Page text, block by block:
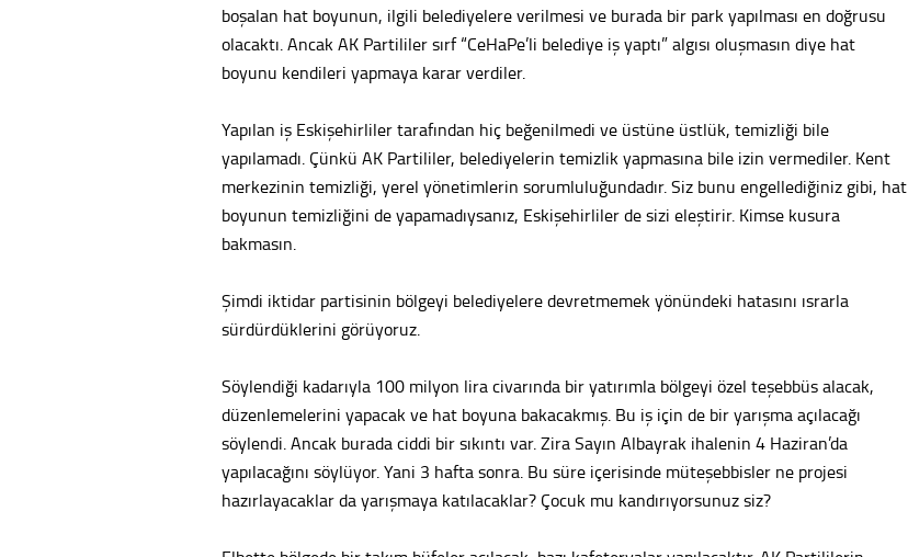
boşalan hat boyunun, ilgili belediyelere verilmesi ve burada bir park yapılması en doğrusu
olacaktı. Ancak AK Partililer sırf “CeHaPe’li belediye iş yaptı” algısı oluşmasın diye hat
boyunu kendileri yapmaya karar verdiler.
Yapılan iş Eskişehirliler tarafından hiç beğenilmedi ve üstüne üstlük, temizliği bile
yapılamadı. Çünkü AK Partililer, belediyelerin temizlik yapmasına bile izin vermediler. Kent
merkezinin temizliği, yerel yönetimlerin sorumluluğundadır. Siz bunu engellediğiniz gibi, hat
boyunun temizliğini de yapamadıysanız, Eskişehirliler de sizi eleştirir. Kimse kusura
bakmasın.
Şimdi iktidar partisinin bölgeyi belediyelere devretmemek yönündeki hatasını ısrarla
sürdürdüklerini görüyoruz.
Söylendiği kadarıyla 100 milyon lira civarında bir yatırımla bölgeyi özel teşebbüs alacak,
düzenlemelerini yapacak ve hat boyuna bakacakmış. Bu iş için de bir yarışma açılacağı
söylendi. Ancak burada ciddi bir sıkıntı var. Zira Sayın Albayrak ihalenin 4 Haziran’da
yapılacağını söylüyor. Yani 3 hafta sonra. Bu süre içerisinde müteşebbisler ne projesi
hazırlayacaklar da yarışmaya katılacaklar? Çocuk mu kandırıyorsunuz siz?